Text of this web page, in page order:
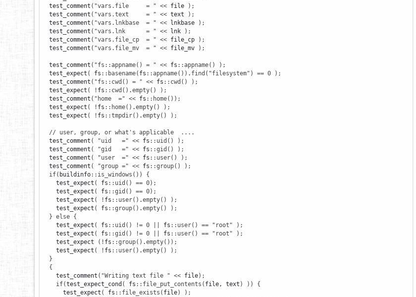
  test_comment
( "vars.file     = " << file ) ;
  test_comment
( "vars.text     = " << text ) ;
  test_comment
( "vars.lnkbase  = " << lnkbase ) ;
  test_comment
( "vars.lnk      = " << lnk ) ;
  test_comment
( "vars.file_cp  = " << file_cp ) ;
  test_comment
( "vars.file_mv  = " << file_mv ) ;
  test_comment
( "fs::appname() = " << fs ::appname( ) ) ;
  test_expect
( fs :: basename( fs ::appname( ) ) . find ( "filesystem" ) == 0 ) ;
  test_comment
( "fs::cwd() = " << fs :: cwd ( ) ) ;
  test_expect
( ! fs :: cwd ( ) .empty( ) ) ;
  test_comment
( "home  =" << fs :: home( ) ) ;
  test_expect
( ! fs :: home( ) .empty( ) ) ;
  test_expect
( ! fs ::tmpdir( ) .empty( ) ) ;
// user, group, or what's applicable  ....
  test_comment
( "uid   =" << fs :: uid ( ) ) ;
  test_comment
( "gid   =" << fs ::gid ( ) ) ;
  test_comment
( "user  =" << fs :: user( ) ) ;
  test_comment
( "group =" << fs ::group( ) ) ;
if( buildinfo:: is_windows ( ) )
{
    test_expect
( fs :: uid ( ) == 0) ;
    test_expect
( fs ::gid ( ) == 0) ;
    test_expect
( ! fs :: user( ) .empty( ) ) ;
    test_expect
( fs ::group( ) .empty( ) ) ;
} else {
    test_expect
( fs :: uid ( ) != 0 fs :: user( ) == "root" ) ;
    test_expect
( fs ::gid ( ) != 0 fs :: user( ) == "root" ) ;
    test_expect
( ! fs ::group( ) .empty( ) ) ;
    test_expect
( ! fs :: user( ) .empty( ) ) ;
}
{
    test_comment
( "Writing text file " << file) ;
if(test_expect_cond ( fs :: file_put_contents ( file, text ) ) )
{
      test_expect
( fs :: file_exists ( file) ) ;